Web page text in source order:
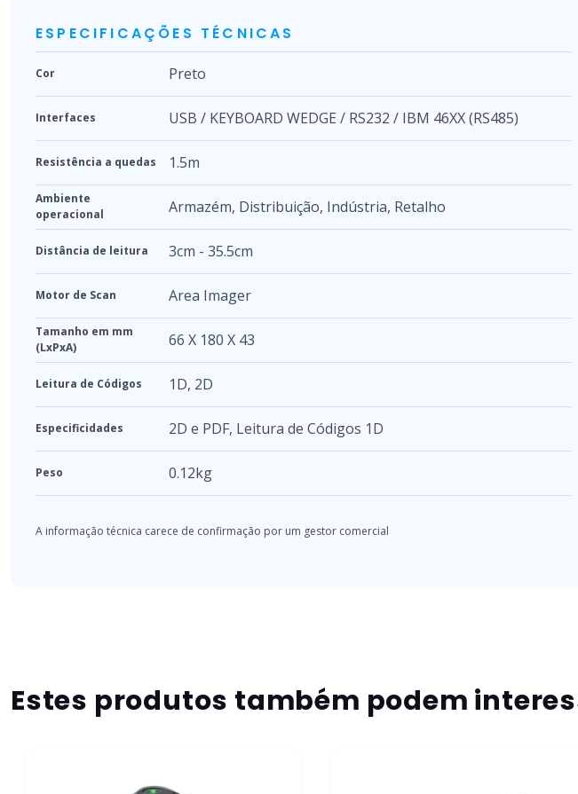
ESPECIFICAÇÕES TÉCNICAS
Cor Preto
Interfaces USB / KEYBOARD WEDGE / RS232 / IBM 46XX (RS485)
Resistência a quedas 1.5m
Ambiente
operacional
Armazém, Distribuição, Indústria, Retalho
Distância de leitura 3cm - 35.5cm
Motor de Scan Area Imager
Tamanho em mm
(LxPxA)
66 X 180 X 43
Leitura de Códigos 1D, 2D
Especificidades 2D e PDF, Leitura de Códigos 1D
Peso 0.12kg
Estes produtos também podem